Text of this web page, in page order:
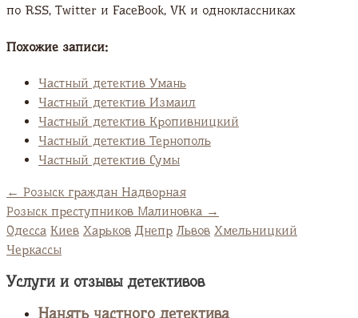
по RSS, Twitter и FaсeBook, VK и одноклассниках
Похожие записи:
Частный детектив Умань
Частный детектив Измаил
Частный детектив Кропивницкий
Частный детектив Тернополь
Частный детектив Сумы
← Розыск граждан Надворная
Розыск преступников Малиновка →
Одесса Киев Харьков Днепр Львов Хмельницкий
Черкассы
Услуги и отзывы детективов
Нанять частного детектива